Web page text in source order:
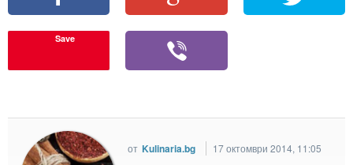
Save
от Kulinaria.bg
17 октомври 2014, 11:05